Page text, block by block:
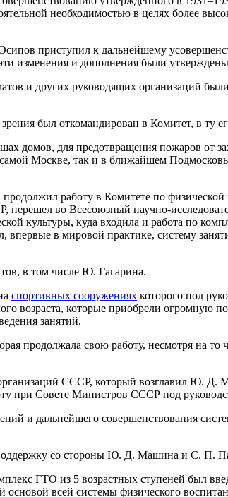
необходимостью в целях более
приступил к дальнейшему
изменения и дополнения были
и других руководящих организаций
был откомандирован в Комитет, в ту
домов, для предотвращения пожаров от
Москве, так и в ближайшем
работу в Комитете по физической
перешел во Всесоюзный научно-
культуры, куда входила и работа по
в мировой практике, систему
в том числе Ю. Гагарина.
спортивных сооружениях которого под
возраста, которые приобрели огромную
занятий.
продолжала свою работу, несмотря на
СССР, который возглавил Ю. Д.
при Совете Министров СССР под
и дальнейшего совершенствования
со стороны Ю. Д. Машина и С. П.
ГТО из 5 возрастных ступеней был
всей системы физического